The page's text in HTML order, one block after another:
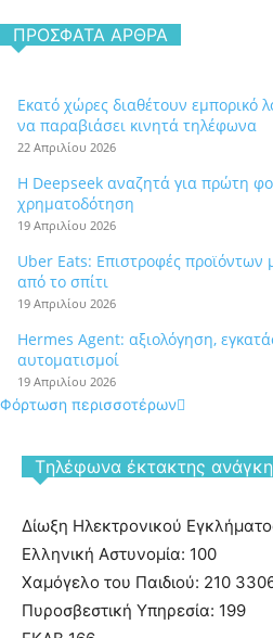
ΠΡΌΣΦΑΤΑ ΆΡΘΡΑ
Εκατό χώρες διαθέτουν εμπορικό
να παραβιάσει κινητά τηλέφωνα
22 Απριλίου 2026
Η Deepseek αναζητά για πρώτη
χρηματοδότηση
19 Απριλίου 2026
Uber Eats: Επιστροφές προϊόντων
από το σπίτι
19 Απριλίου 2026
Hermes Agent: αξιολόγηση,
αυτοματισμοί
19 Απριλίου 2026
Φόρτωση περισσοτέρων
Tηλέφωνα έκτακτης
Δίωξη Ηλεκτρονικού
Ελληνική Αστυνομία: 100
Χαμόγελο του Παιδιού: 210
Πυροσβεστική Υπηρεσία: 199